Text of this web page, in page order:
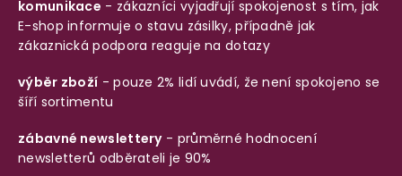
komunikace - zákazníci vyjadřují spokojenost s tím, jak
E-shop informuje o stavu zásilky, případně jak
zákaznická podpora reaguje na dotazy
výběr zboží - pouze 2% lidí uvádí, že není spokojeno se
šíří sortimentu
zábavné newslettery- průměrné hodnocení
newsletterů odběrateli je 90%